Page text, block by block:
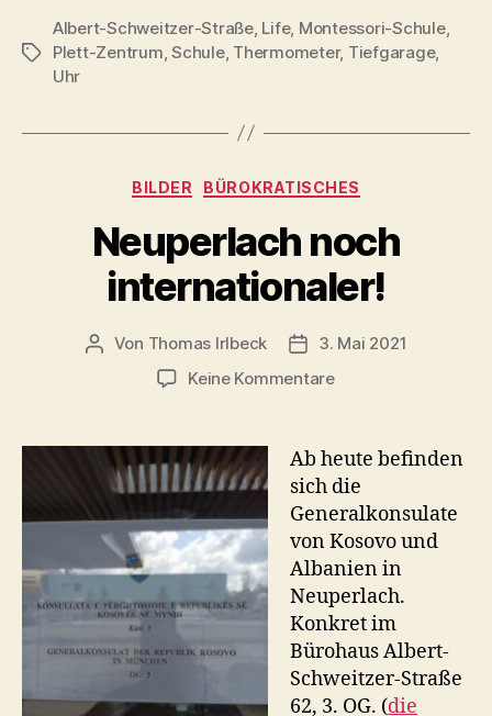
Schlagwörter
Albert-Schweitzer-Straße, Life, Montessori-Schule,
Plett-Zentrum ,Schule, Thermometer, Tiefgarage,
Uhr
Kategorien
BILDER BÜROKRATISCHES
Neuperlach noch
internationaler!
Beitragsautor
Von Thomas Irlbeck Veröffentlichungsdatum
3. Mai 2021
Keine Kommentarezu
internationaler!
Ab heute befinden
sich die
Generalkonsulate
von Kosovo und
Albanien in
Neuperlach.
Konkret im
Bürohaus Albert-
Schweitzer-Straße
62, 3. OG. (die